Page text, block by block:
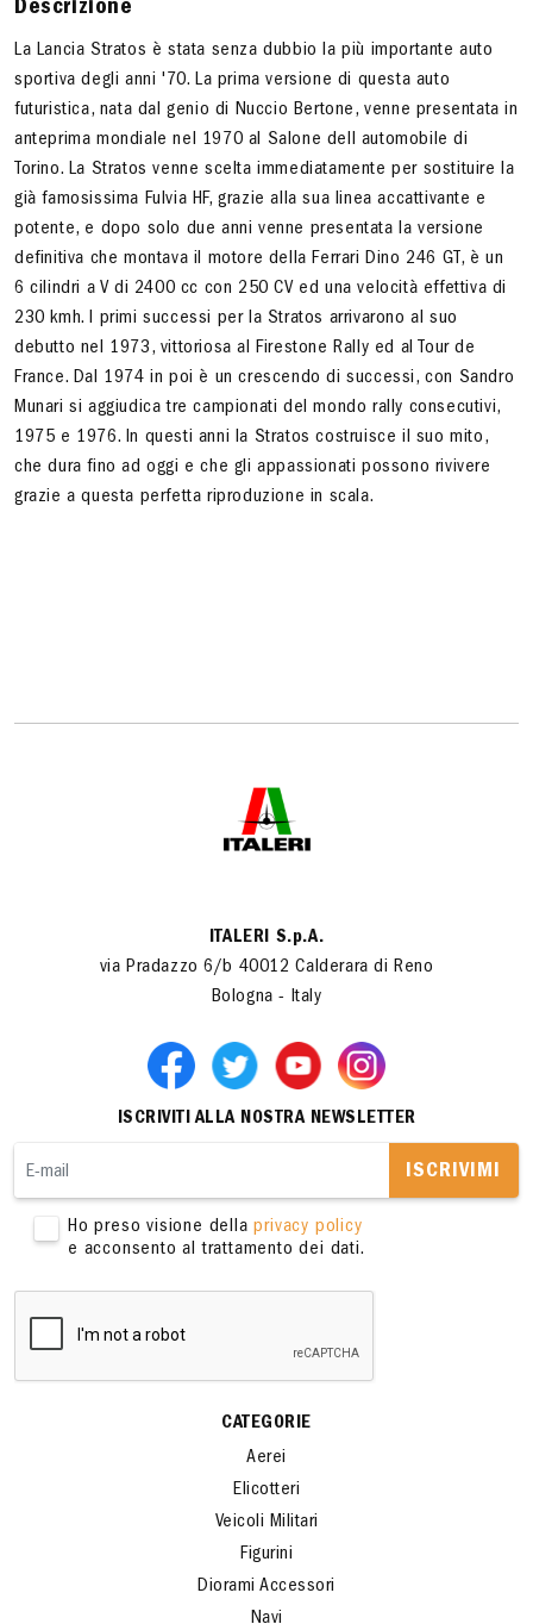
Descrizione
La Lancia Stratos è stata senza dubbio la più importante auto
sportiva degli anni '70. La prima versione di questa auto
futuristica, nata dal genio di Nuccio Bertone, venne presentata in
anteprima mondiale nel 1970 al Salone dell automobile di
Torino. La Stratos venne scelta immediatamente per sostituire la
già famosissima Fulvia HF, grazie alla sua linea accattivante e
potente, e dopo solo due anni venne presentata la versione
definitiva che montava il motore della Ferrari Dino 246 GT, è un
6 cilindri a V di 2400 cc con 250 CV ed una velocità effettiva di
230 kmh. I primi successi per la Stratos arrivarono al suo
debutto nel 1973, vittoriosa al Firestone Rally ed al Tour de
France. Dal 1974 in poi è un crescendo di successi, con Sandro
Munari si aggiudica tre campionati del mondo rally consecutivi,
1975 e 1976. In questi anni la Stratos costruisce il suo mito,
che dura fino ad oggi e che gli appassionati possono rivivere
grazie a questa perfetta riproduzione in scala.
ITALERI S.p.A.
via Pradazzo 6/b 40012 Calderara di Reno
Bologna - Italy
ISCRIVITI ALLA NOSTRA NEWSLETTER
ISCRIVIMI
Ho preso visione dellaprivacy policy
e acconsento al trattamento dei dati.
CATEGORIE
Aerei
Elicotteri
Veicoli Militari
Figurini
Diorami Accessori
Navi